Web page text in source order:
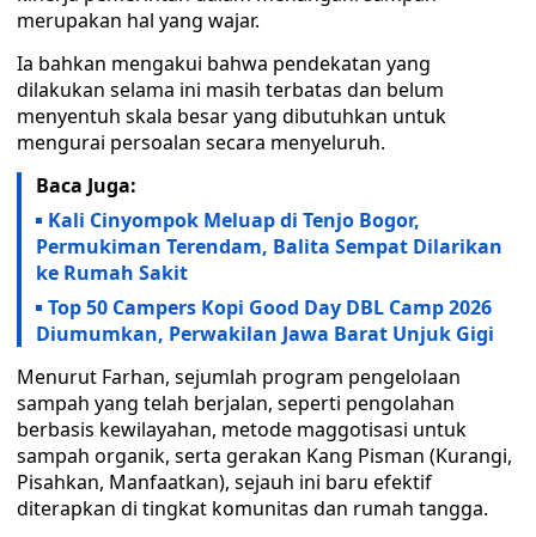
merupakan hal yang wajar.
Ia bahkan mengakui bahwa pendekatan yang
dilakukan selama ini masih terbatas dan belum
menyentuh skala besar yang dibutuhkan untuk
mengurai persoalan secara menyeluruh.
Baca Juga:
Kali Cinyompok Meluap di Tenjo Bogor,
Permukiman Terendam, Balita Sempat Dilarikan
ke Rumah Sakit
Top 50 Campers Kopi Good Day DBL Camp 2026
Diumumkan, Perwakilan Jawa Barat Unjuk Gigi
Menurut Farhan, sejumlah program pengelolaan
sampah yang telah berjalan, seperti pengolahan
berbasis kewilayahan, metode maggotisasi untuk
sampah organik, serta gerakan Kang Pisman (Kurangi,
Pisahkan, Manfaatkan), sejauh ini baru efektif
diterapkan di tingkat komunitas dan rumah tangga.